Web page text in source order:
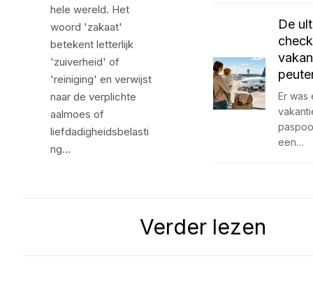
hele wereld. Het
woord 'zakaat'
betekent letterlijk
'zuiverheid' of
'reiniging' en verwijst
naar de verplichte
aalmoes of
liefdadigheidsbelasti
ng…
De
Er was
een…
Verder lezen